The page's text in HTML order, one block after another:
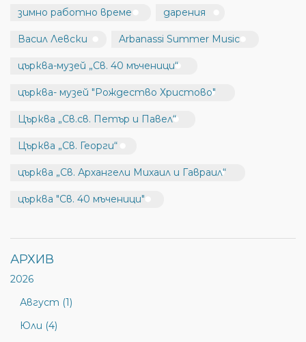
зимно работно време дарения
Васил Левски Arbanassi Summer Music
църква-музей „Св. 40 мъченици“
църква- музей "Рождество Христово"
Църква „Св.св. Петър и Павел“
Църква „Св. Георги“
църква „Св. Архангели Михаил и Гавраил“
църква "Св. 40 мъченици"
АРХИВ
2026
Август (1)
Юли (4)